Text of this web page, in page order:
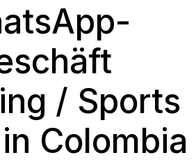
/ Sports
Colombia